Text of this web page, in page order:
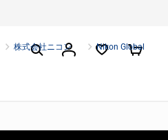
株式会社ニコン Nikon Global